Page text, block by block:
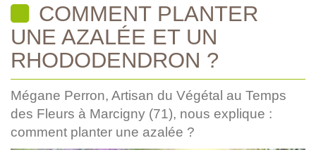
COMMENT PLANTER
UNE AZALÉE ET UN
RHODODENDRON ?
Mégane Perron, Artisan du Végétal au Temps
des Fleurs à Marcigny (71), nous explique :
comment planter une azalée ?